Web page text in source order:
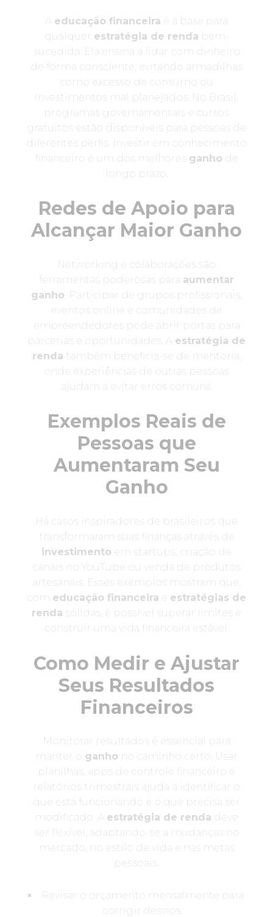
A educação financeira é a base para
qualquer estratégia de renda bem-
sucedida. Ela ensina a lidar com dinheiro
de forma consciente, evitando armadilhas
como excesso de consumo ou
investimentos mal planejados. No Brasil,
programas governamentais e cursos
gratuitos estão disponíveis para pessoas de
diferentes perfis. Investir em conhecimento
financeiro é um dos melhores ganho de
longo prazo.
Redes de Apoio para
Alcançar Maior Ganho
Networking e colaborações são
ferramentas poderosas para aumentar
ganho. Participar de grupos profissionais,
eventos online e comunidades de
empreendedores pode abrir portas para
parcerias e oportunidades. A estratégia de
renda também beneficia-se de mentoria,
onde experiências de outras pessoas
ajudam a evitar erros comuns.
Exemplos Reais de
Pessoas que
Aumentaram Seu
Ganho
Há casos inspiradores de brasileiros que
transformaram suas finanças através de
investimento em startups, criação de
canais no YouTube ou venda de produtos
artesanais. Esses exemplos mostram que,
com educação financeira e estratégias de
renda sólidas, é possível superar limites e
construir uma vida financeira estável.
Como Medir e Ajustar
Seus Resultados
Financeiros
Monitorar resultados é essencial para
manter o ganho no caminho certo. Usar
planilhas, apps de controle financeiro e
relatórios trimestrais ajuda a identificar o
que está funcionando e o que precisa ser
modificado. A estratégia de renda deve
ser flexível, adaptando-se a mudanças no
mercado, no estilo de vida e nas metas
pessoais.
Revisar o orçamento mensalmente para
corrigir desvios.